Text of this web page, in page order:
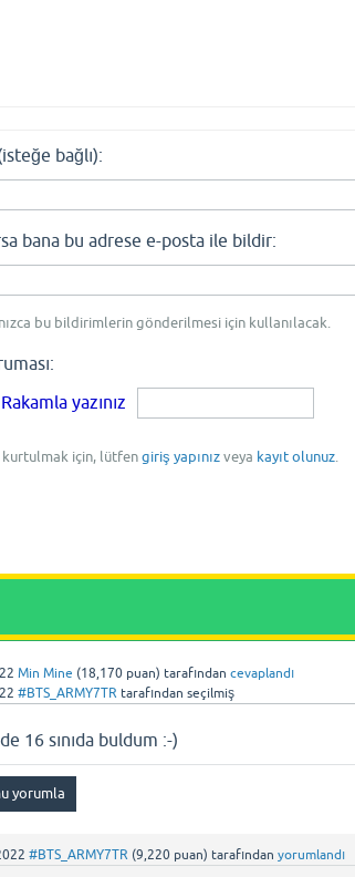
bağlı):
bana bu adrese e-posta ile bildir:
bu bildirimlerin gönderilmesi için kullanılacak.
yazınız
için, lütfen giriş yapınız veya kayıt olunuz.
Min Mine (18,170puan) tarafından cevaplandı
#BTS_ARMY7TRtarafından seçilmiş
16 sınıda buldum :⁠-⁠)
#BTS_ARMY7TR (9,220puan) tarafından yorumlandı